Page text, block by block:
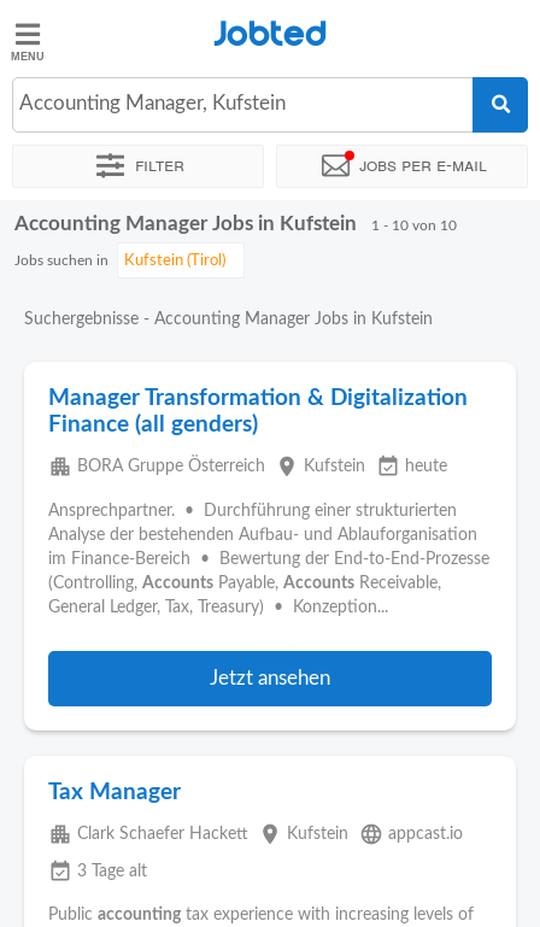
Jobted
Jobs
Jobted
Accounting Manager, Kufstein
Filter Jobs per e-mail
Sortieren nach Genauer Standort Unternehmen
Accounting Manager Jobs in Kufstein 1 - 10 von 10
Jobs suchen in
Suchergebnisse - Accounting Manager Jobs in Kufstein
Manager Transformation & Digitalization
Finance (all genders)
apartment BORA Gruppe Österreich place Kufstein event_available heute
Ansprechpartner. • Durchführung einer strukturierten
Analyse der bestehenden Aufbau- und Ablauforganisation
im Finance-Bereich • Bewertung der End-to-End-Prozesse
(Controlling, Accounts Payable, Accounts Receivable,
General Ledger, Tax, Treasury) • Konzeption...
Jetzt ansehen
Tax Manager
apartment Clark Schaefer Hackett place Kufstein language appcast.io
event_available 3 Tage alt
Public accounting tax experience with increasing levels of